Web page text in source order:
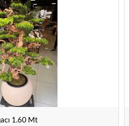
1.60 Mt